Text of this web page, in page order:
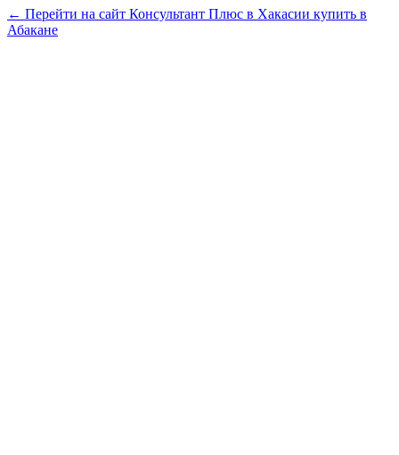
← Перейти на сайт Консультант Плюс в Хакасии купить в
Абакане